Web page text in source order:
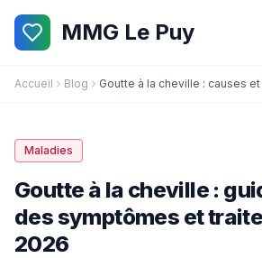
MMG Le Puy
Accueil Blog
Maladies
Goutte à la cheville :
des symptômes et
2026